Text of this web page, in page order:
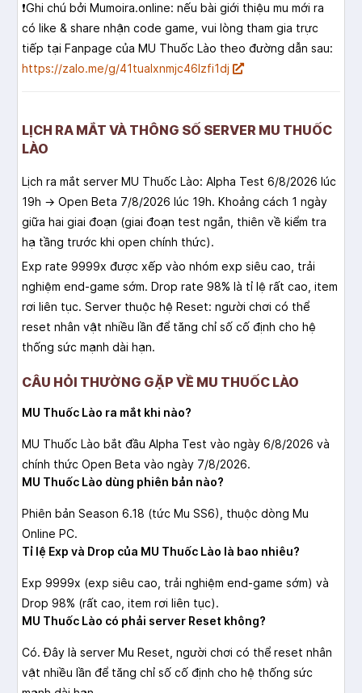
❗️Ghi chú bởi Mumoira.online: nếu bài giới thiệu mu mới ra
có like & share nhận code game, vui lòng tham gia trực
tiếp tại Fanpage của MU Thuốc Lào theo đường dẫn sau:
https://zalo.me/g/41tualxnmjc46lzfi1dj
LỊCH RA MẮT VÀ THÔNG SỐ SERVER MU THUỐC
LÀO
Lịch ra mắt server MU Thuốc Lào: Alpha Test 6/8/2026 lúc
19h → Open Beta 7/8/2026 lúc 19h. Khoảng cách 1 ngày
giữa hai giai đoạn (giai đoạn test ngắn, thiên về kiểm tra
hạ tầng trước khi open chính thức).
Exp rate 9999x được xếp vào nhóm exp siêu cao, trải
nghiệm end-game sớm. Drop rate 98% là tỉ lệ rất cao, item
rơi liên tục. Server thuộc hệ Reset: người chơi có thể
reset nhân vật nhiều lần để tăng chỉ số cố định cho hệ
thống sức mạnh dài hạn.
CÂU HỎI THƯỜNG GẶP VỀ MU THUỐC LÀO
MU Thuốc Lào ra mắt khi nào?
MU Thuốc Lào bắt đầu Alpha Test vào ngày 6/8/2026 và
chính thức Open Beta vào ngày 7/8/2026.
MU Thuốc Lào dùng phiên bản nào?
Phiên bản Season 6.18 (tức Mu SS6), thuộc dòng Mu
Online PC.
Tỉ lệ Exp và Drop của MU Thuốc Lào là bao nhiêu?
Exp 9999x (exp siêu cao, trải nghiệm end-game sớm) và
Drop 98% (rất cao, item rơi liên tục).
MU Thuốc Lào có phải server Reset không?
Có. Đây là server Mu Reset, người chơi có thể reset nhân
vật nhiều lần để tăng chỉ số cố định cho hệ thống sức